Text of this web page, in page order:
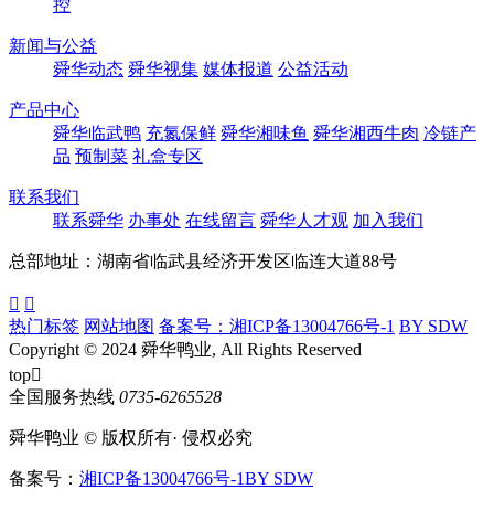
控
新闻与公益
舜华动态 舜华视集 媒体报道 公益活动
产品中心
舜华临武鸭 充氮保鲜 舜华湘味鱼 舜华湘西牛肉 冷链产
品 预制菜 礼盒专区
联系我们
联系舜华 办事处 在线留言 舜华人才观 加入我们
总部地址：湖南省临武县经济开发区临连大道88号
 
热门标签 网站地图 备案号：湘ICP备13004766号-1 BY SDW
Copyright © 2024 舜华鸭业, All Rights Reserved
top
全国服务热线 0735-6265528
舜华鸭业 © 版权所有· 侵权必究
备案号： 湘ICP备13004766号-1BY SDW